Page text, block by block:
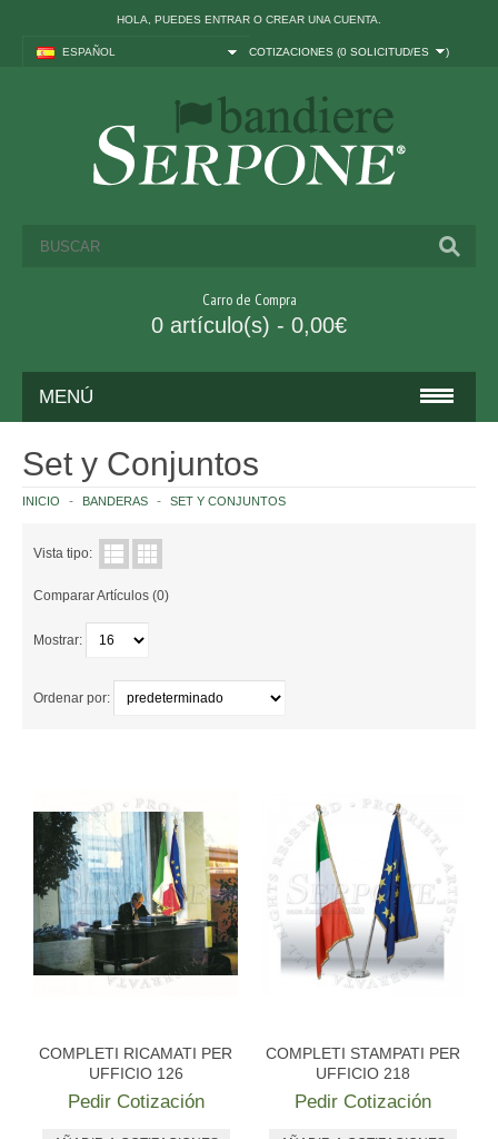
HOLA, PUEDES ENTRAR O CREAR UNA CUENTA
ESPAÑOL COTIZACIONES (0 SOLICITUD/ES )
Carro de Compra
0 artículo(s) - 0,00€
MENÚ
ITALIA Y UE
INSTITUCIONES ITALIANAS
NACIONES
EUROPA
AFRICA
OCEANÍA
ANTÁRTIDA
ORGANIZACIONES INTERNACIONALES
NAUTICA
OTRAS BANDERAS
Set y Conjuntos
INICIO BANDERAS SET Y CONJUNTOS
Vista tipo:
Comparar Artículos (0)
Mostrar:
Ordenar por:
COMPLETI RICAMATI PER
UFFICIO 126
Pedir Cotización
COMPLETI STAMPATI PER
UFFICIO 218
Pedir Cotización